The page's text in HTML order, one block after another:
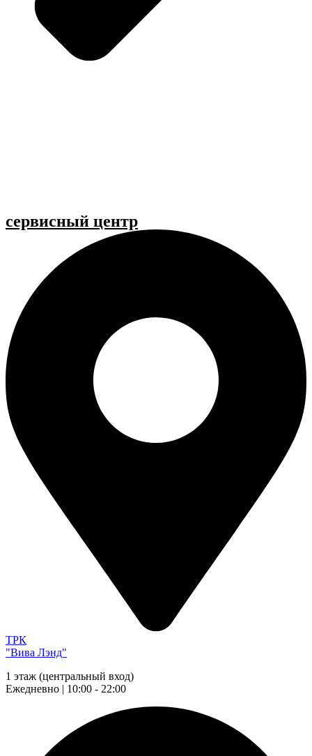
cервисный центр
ТРК
"Вива Лэнд"
1 этаж (центральный вход)
Ежедневно | 10:00 - 22:00